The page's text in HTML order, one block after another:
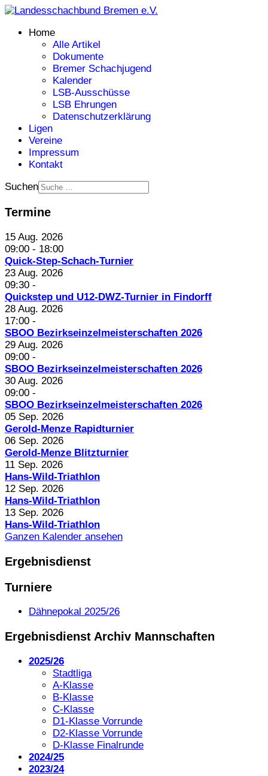
Home
Alle Artikel
Dokumente
Bremer Schachjugend
Kalender
LSB-Ausschüsse
LSB Ehrungen
Datenschutzerklärung
Ligen
Vereine
Impressum
Kontakt
Suchen
Termine
15 Aug. 2026
09:00 - 18:00
Quick-Step-Schach-Turnier
23 Aug. 2026
09:30 -
Quickstep und U12-DWZ-Turnier in Findorff
28 Aug. 2026
17:00 -
SBOO Bezirkseinzelmeisterschaften 2026
29 Aug. 2026
09:00 -
SBOO Bezirkseinzelmeisterschaften 2026
30 Aug. 2026
09:00 -
SBOO Bezirkseinzelmeisterschaften 2026
05 Sep. 2026
Gerold-Menze Rapidturnier
06 Sep. 2026
Gerold-Menze Blitzturnier
11 Sep. 2026
Hans-Wild-Triathlon
12 Sep. 2026
Hans-Wild-Triathlon
13 Sep. 2026
Hans-Wild-Triathlon
Ganzen Kalender ansehen
Ergebnisdienst
Turniere
Dähnepokal 2025/26
Ergebnisdienst Archiv Mannschaften
2025/26
Stadtliga
A-Klasse
B-Klasse
C-Klasse
D1-Klasse Vorrunde
D2-Klasse Vorrunde
D-Klasse Finalrunde
2024/25
2023/24